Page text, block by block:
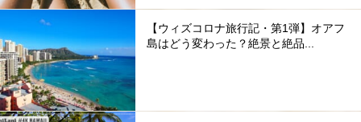
【ウィズコロナ旅行記・第1弾】オアフ
島はどう変わった？絶景と絶品...